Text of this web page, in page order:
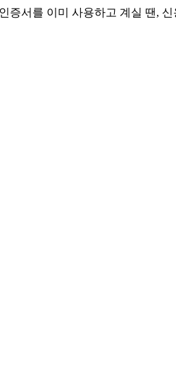
증서를 이미 사용하고 계실 땐,